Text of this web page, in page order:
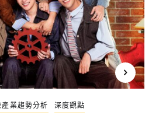
業趨勢分析 深度觀點